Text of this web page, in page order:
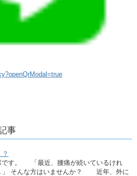
事
です。 「最近、腰痛が続いているけれ
」 そんな方はいませんか？ 近年、外に